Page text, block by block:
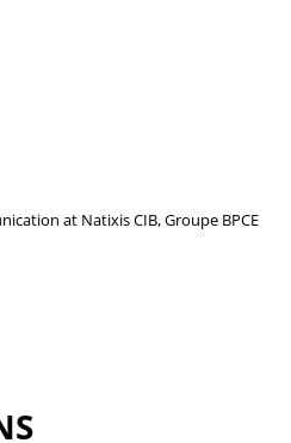
at Natixis CIB, Groupe BPCE